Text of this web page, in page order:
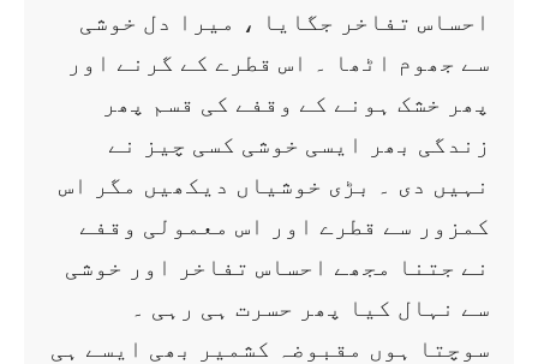
احساس تفاخر جگایا ، میرا دل خوشی
سے جھوم اٹھا ۔ اس قطرے کے گرنے اور
پھر خشک ہونے کے وقفے کی قسم پھر
زندگی بھر ایسی خوشی کسی چیز نے
نہیں دی ۔ بڑی خوشیاں دیکھیں مگر اس
کمزور سے قطرے اور اس معمولی وقفے
نے جتنا مجھے احساس تفاخر اور خوشی
سے نہال کیا پھر حسرت ہی رہی ۔
سوچتا ہوں مقبوضہ کشمیر بھی ایسے ہی